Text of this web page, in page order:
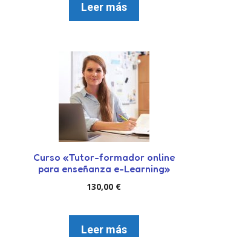
Leer más
Curso «Tutor-formador online
para enseñanza e-Learning»
130,00 €
Leer más